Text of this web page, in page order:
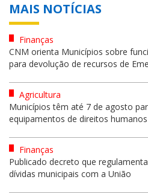
MAIS NOTÍCIAS
Finanças
CNM orienta Municípios sobre
para devolução de recursos de
Agricultura
Municípios têm até 7 de agosto
equipamentos de direitos humanos
Finanças
Publicado decreto que
dívidas municipais com a União